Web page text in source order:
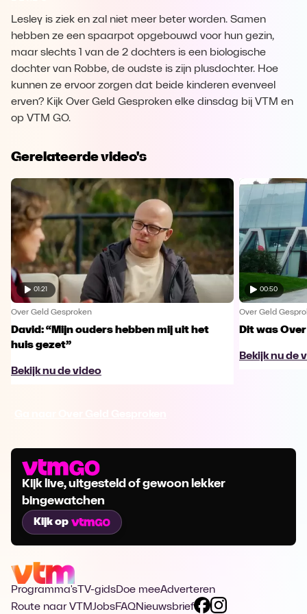
Lesley is ziek en zal niet meer beter worden. Samen
hebben ze een spaarpot opgebouwd voor hun gezin,
maar slechts 1 van de 2 dochters is een biologische
dochter van Robbe, de oudste is zijn plusdochter. Hoe
kunnen ze ervoor zorgen dat beide kinderen evenveel
erven? Kijk Over Geld Gesproken elke dinsdag bij VTM en
op VTM GO.
Gerelateerde video's
01:21
Over Geld Gesproken
David: “Mijn ouders hebben mij uit het
huis gezet”
Bekijk nu de video
00:50
Over Geld
Dit was
Bekijk nu de
Kijk live, uitgesteld of gewoon lekker
bingewatchen
Kijk op
Programma's TV-gidsDoe meeAdverteren
Route naar VTMJobsFAQNieuwsbrief